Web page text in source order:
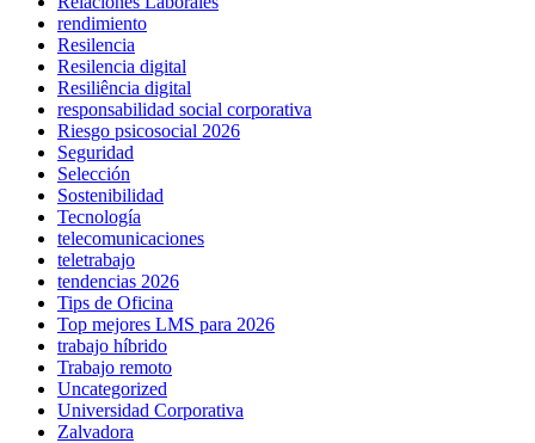
rendimiento
Resilencia
Resilencia digital
Resiliência digital
responsabilidad social corporativa
Riesgo psicosocial 2026
Seguridad
Selección
Sostenibilidad
Tecnología
telecomunicaciones
teletrabajo
tendencias 2026
Tips de Oficina
Top mejores LMS para 2026
trabajo híbrido
Trabajo remoto
Uncategorized
Universidad Corporativa
Zalvadora